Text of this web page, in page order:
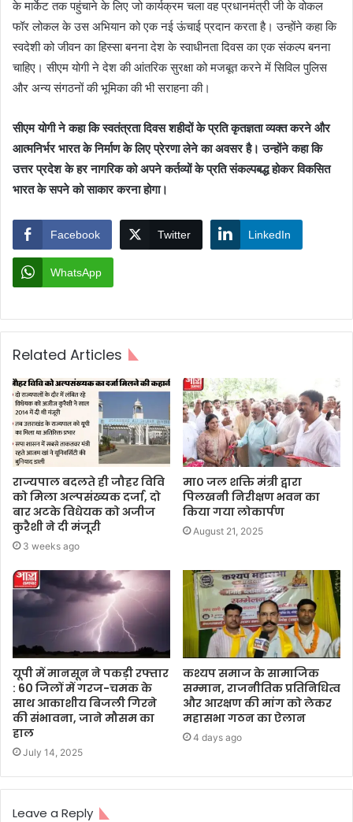
के मार्केट तक पहुंचाने के लिए जो कार्यक्रम चला वह प्रधानमंत्री जी के वोकल
फॉर लोकल के उस अभियान को एक नई ऊंचाई प्रदान करता है। उन्होंने कहा कि
स्वदेशी को जीवन का हिस्सा बनना देश के स्वाधीनता दिवस का एक संकल्प बनना
चाहिए। सीएम योगी ने देश की आंतरिक सुरक्षा को मजबूत करने में सिविल पुलिस
और अन्य संगठनों की भूमिका की भी सराहना की।
सीएम योगी ने कहा कि स्वतंत्रता दिवस शहीदों के प्रति कृतज्ञता व्यक्त करने और
आत्मनिर्भर भारत के निर्माण के लिए प्रेरणा लेने का अवसर है। उन्होंने कहा कि
उत्तर प्रदेश के हर नागरिक को अपने कर्तव्यों के प्रति संकल्पबद्ध होकर विकसित
भारत के सपने को साकार करना होगा।
Facebook Twitter LinkedIn
WhatsApp
Related Articles
राज्यपाल बदलते ही जौहर विवि
को मिला अल्पसंख्यक दर्जा, दो
बार अटके विधेयक को अजीज
कुरैशी ने दी मंजूरी
3 weeks ago
मा० जल शक्ति मंत्री द्वारा
पिलखनी निरीक्षण भवन का
किया गया लोकार्पण
August 21, 2025
यूपी में मानसून ने पकड़ी रफ्तार
: 60 जिलों में गरज-चमक के
साथ आकाशीय बिजली गिरने
की संभावना, जाने मौसम का
हाल
July 14, 2025
कश्यप समाज के सामाजिक
सम्मान, राजनीतिक प्रतिनिधित्व
और आरक्षण की मांग को लेकर
महासभा गठन का ऐलान
4 days ago
Leave a Reply